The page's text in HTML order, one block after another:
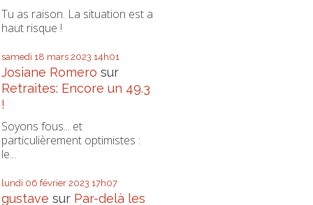
Tu as raison. La situation est a
haut risque !
samedi 18 mars 2023 14h01
Josiane Romero sur
Retraites: Encore un 49.3
!
Soyons fous... et
particulièrement optimistes :
le...
lundi 06 février 2023 17h07
gustave sur Par-delà les